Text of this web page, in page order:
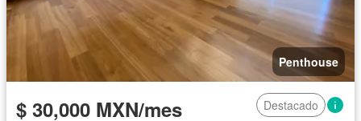
Penthouse
$ 30,000 MXN/mes
Destacado